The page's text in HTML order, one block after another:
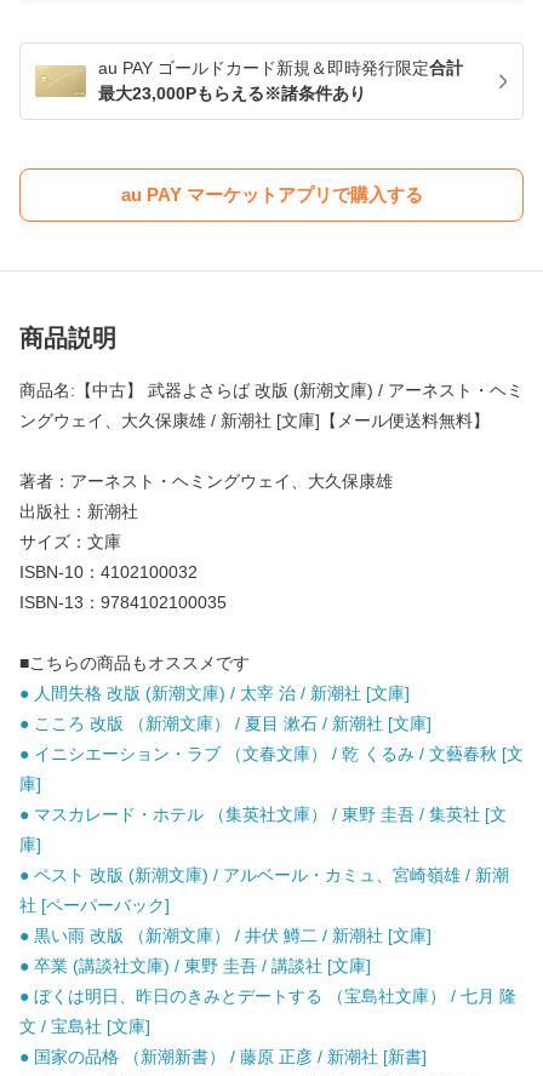
au PAY ゴールドカード新規＆即時発行限定合計
最大23,000Pもらえる※諸条件あり
au PAY マーケットアプリで購入する
商品説明
商品名:【中古】 武器よさらば 改版 (新潮文庫) / アーネスト・ヘミ
ングウェイ、大久保康雄 / 新潮社 [文庫]【メール便送料無料】
著者：アーネスト・ヘミングウェイ、大久保康雄
出版社：新潮社
サイズ：文庫
ISBN-10：4102100032
ISBN-13：9784102100035
■こちらの商品もオススメです
● 人間失格 改版 (新潮文庫) / 太宰 治 / 新潮社 [文庫]
● こころ 改版 （新潮文庫） / 夏目 漱石 / 新潮社 [文庫]
● イニシエーション・ラブ （文春文庫） / 乾 くるみ / 文藝春秋 [文
庫]
● マスカレード・ホテル （集英社文庫） / 東野 圭吾 / 集英社 [文
庫]
● ペスト 改版 (新潮文庫) / アルベール・カミュ、宮崎嶺雄 / 新潮
社 [ペーパーバック]
● 黒い雨 改版 （新潮文庫） / 井伏 鱒二 / 新潮社 [文庫]
● 卒業 (講談社文庫) / 東野 圭吾 / 講談社 [文庫]
● ぼくは明日、昨日のきみとデートする （宝島社文庫） / 七月 隆
文 / 宝島社 [文庫]
● 国家の品格 （新潮新書） / 藤原 正彦 / 新潮社 [新書]